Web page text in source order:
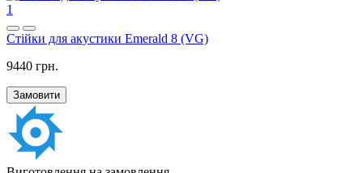
1
Стійки для акустики Emerald 8 (VG)
9440 грн.
Замовити